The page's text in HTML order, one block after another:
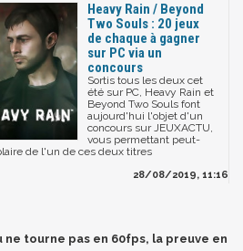
Heavy Rain / Beyond
Two Souls : 20 jeux
de chaque à gagner
sur PC via un
concours
Sortis tous les deux cet
été sur PC, Heavy Rain et
Beyond Two Souls font
aujourd'hui l'objet d'un
concours sur JEUXACTU,
vous permettant peut-
de l'un de ces deux titres
28/08/2019, 11:16
ne tourne pas en 60fps, la preuve en